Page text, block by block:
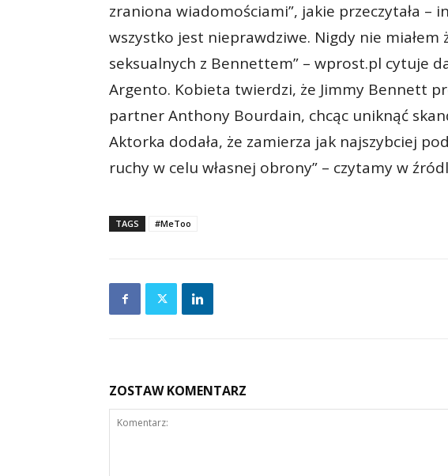
zraniona wiadomościami”, jakie przeczytała –
wszystko jest nieprawdziwe. Nigdy nie miałem
seksualnych z Bennettem” – wprost.pl cytuje
Argento. Kobieta twierdzi, że Jimmy Bennett
partner Anthony Bourdain, chcąc uniknąć
Aktorka dodała, że zamierza jak najszybciej
ruchy w celu własnej obrony” – czytamy w
TAGS #MeToo
ZOSTAW KOMENTARZ